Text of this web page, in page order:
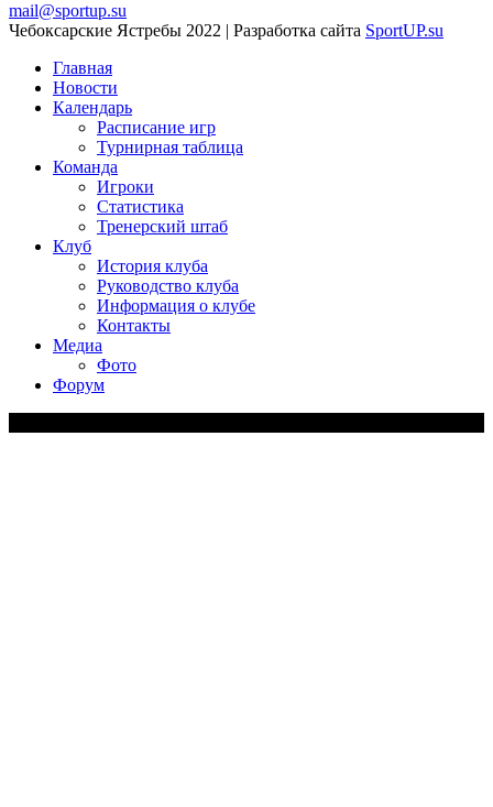
mail@sportup.su
Чебоксарские Ястребы 2022 | Разработка сайта SportUP.su
Главная
Новости
Календарь
Расписание игр
Турнирная таблица
Команда
Игроки
Статистика
Тренерский штаб
Клуб
История клуба
Руководство клуба
Информация о клубе
Контакты
Медиа
Фото
Форум